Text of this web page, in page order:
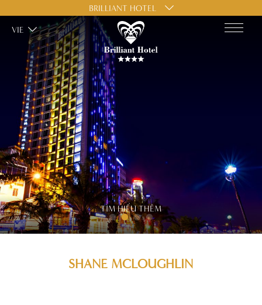
TÌM HIỂU THÊM
VIE
BRILLIANT HOTEL
SHANE MCLOUGHLIN